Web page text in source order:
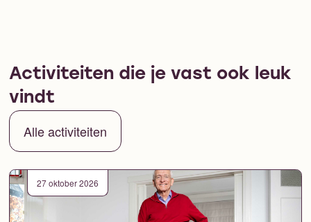
Activiteiten die je vast ook leuk
vindt
Alle activiteiten
27 oktober 2026